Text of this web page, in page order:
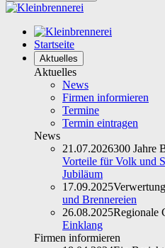
Startseite
Aktuelles
Aktuelles
News
Firmen informieren
Termine
Termin eintragen
News
21.07.2026300 Jahre
Vorteile für Volk und
Jubiläum
17.09.2025
und Brennereien
26.08.2025Regionale
Einklang
Firmen informieren